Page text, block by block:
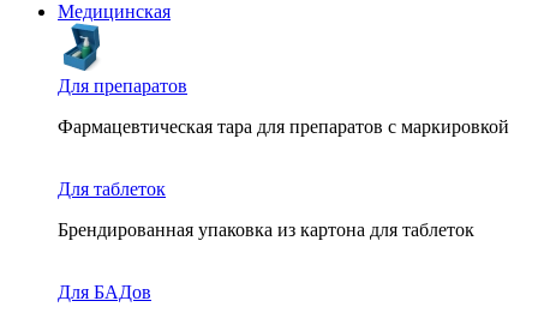
Медицинская
Для препаратов
Фармацевтическая тара для препаратов с маркировкой
Для таблеток
Брендированная упаковка из картона для таблеток
Для БАДов